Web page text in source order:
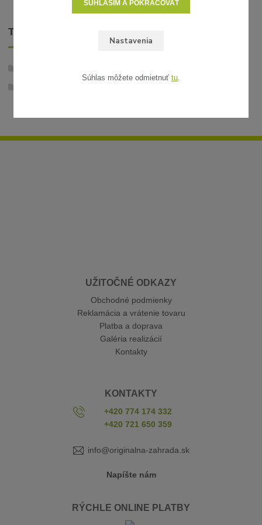
TOVAR ZARADENÝ V KATEGÓRIÁCH
UŽITOČNÉ ODKAZY
Obchodné podmienky
Reklamácia a vrátenie tovaru
Platba a doprava
Galéria realizácií
Kontakty
KONTAKTY
+420 774 174 332
+420 721 650 359
info@originalna-zahrada.sk
Napíšte nám
RÝCHLE ONLINE PLATBY
Nastavenia
SÚHLASÍM A POKRAČOVAŤ
Súhlas môžete odmietnuť tu.